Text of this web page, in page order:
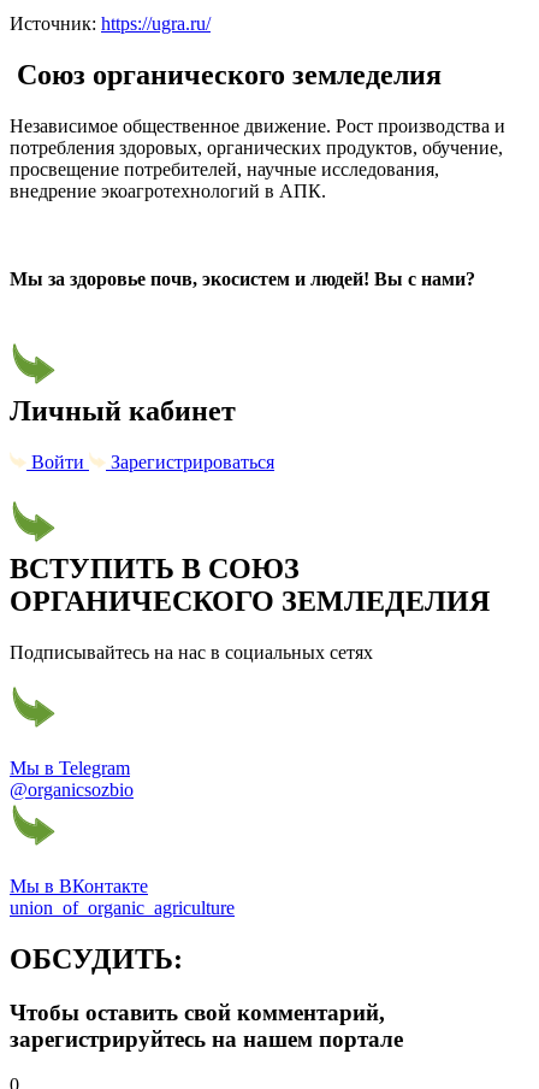
Источник: https://ugra.ru/
Союз органического земледелия
Независимое общественное движение. Рост производства и
потребления здоровых, органических продуктов, обучение,
просвещение потребителей, научные исследования,
внедрение экоагротехнологий в АПК.
Мы за здоровье почв, экосистем и людей! Вы с нами?
Личный кабинет
Войти Зарегистрироваться
ВСТУПИТЬ В СОЮЗ
ОРГАНИЧЕСКОГО ЗЕМЛЕДЕЛИЯ
Подписывайтесь на нас в социальных сетях
Мы в Telegram
@organicsozbio
Мы в ВКонтакте
union_of_organic_agriculture
ОБСУДИТЬ:
Чтобы оставить свой комментарий,
зарегистрируйтесь на нашем портале